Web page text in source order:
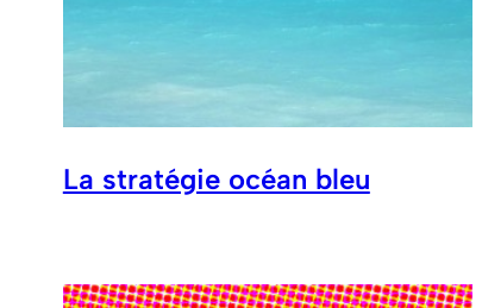
La stratégie océan bleu